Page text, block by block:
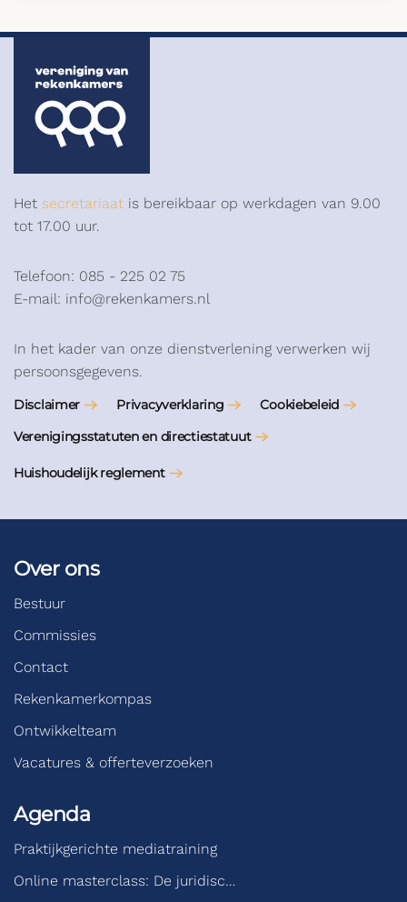
Het secretariaat is bereikbaar op werkdagen van 9.00
tot 17.00 uur.
Telefoon: 085 - 225 02 75
E-mail: info@rekenkamers.nl
In het kader van onze dienstverlening verwerken wij
persoonsgegevens.
Disclaimer Privacyverklaring
Cookiebeleid
Verenigingsstatuten en directiestatuut
Huishoudelijk reglement
Over ons
Bestuur
Commissies
Contact
Rekenkamerkompas
Ontwikkelteam
Vacatures & offerteverzoeken
Agenda
Praktijkgerichte mediatraining
Online masterclass: De juridisc…